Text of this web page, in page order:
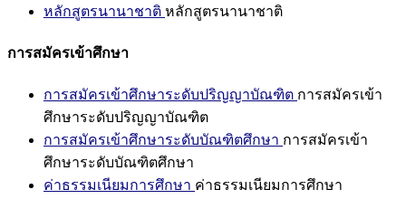
หลักสูตรนานาชาติ หลักสูตรนานาชาติ
การสมัครเข้าศึกษา
การสมัครเข้าศึกษาระดับปริญญาบัณฑิต การสมัครเข้า
ศึกษาระดับปริญญาบัณฑิต
การสมัครเข้าศึกษาระดับบัณฑิตศึกษา การสมัครเข้า
ศึกษาระดับบัณฑิตศึกษา
ค่าธรรมเนียมการศึกษา ค่าธรรมเนียมการศึกษา